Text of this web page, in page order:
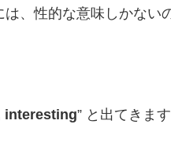
、性的な意味しかない
interesting” と出てきます